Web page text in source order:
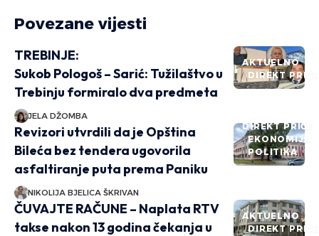
Povezane vijesti
AKTUELNO
DIREKT PRIČE
TREBINJE:
Sukob Pologoš – Sarić: Tužilaštvo u
Trebinju formiralo dva predmeta
JELA DŽOMBA
DIREKT PRIČE
EKONOMIJA
POLITIKA
Revizori utvrdili da je Opština
Bileća bez tendera ugovorila
asfaltiranje puta prema Paniku
NIKOLIJA BJELICA ŠKRIVAN
AKTUELNO
DIREKT PRIČE
ČUVAJTE RAČUNE – Naplata RTV
takse nakon 13 godina čekanja u